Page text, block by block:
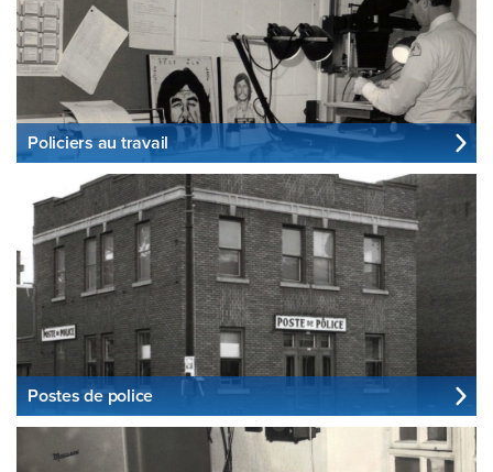
Policiers au travail
Postes de police